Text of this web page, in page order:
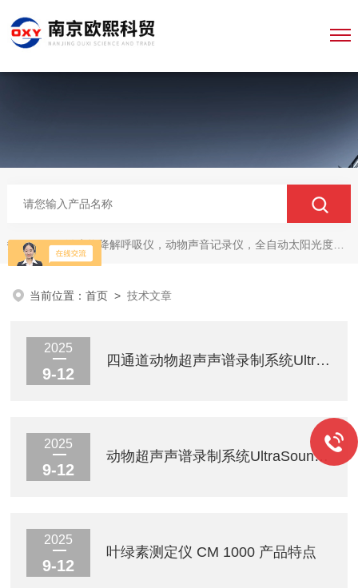
热门关键词：微生物降解呼吸仪，动物声音记录仪，全自动太阳光度计，牛奶分析仪，牛奶体细胞测定仪，质构仪，高胶强度测定仪
当前位置：首页 >技术文章
2025
9-12
四通道动物超声声谱录制系统UltraSoundGate 416Hnbm
2025
9-12
动物超声声谱录制系统UltraSoundGate 416Hnbm
2025
9-12
叶绿素测定仪 CM 1000 产品特点